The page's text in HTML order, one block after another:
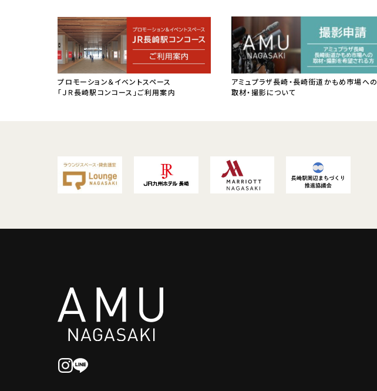
プロモーション＆イベントスペース
「ＪＲ長崎駅コンコース」ご利用案内
アミュプラザ長崎・長崎街道かもめ市場への
取材・撮影について